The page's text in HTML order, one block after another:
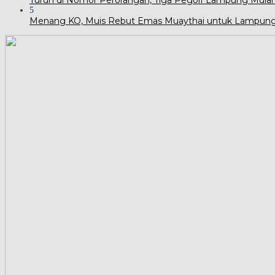
5
Menang KO, Muis Rebut Emas Muaythai untuk